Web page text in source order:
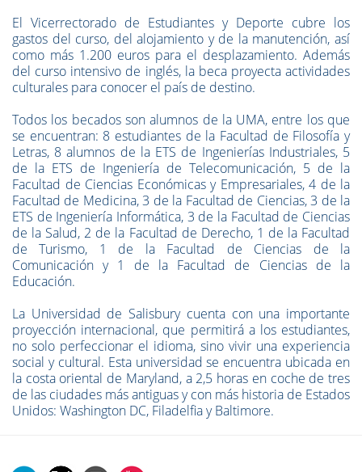
El Vicerrectorado de Estudiantes y Deporte cubre los
gastos del curso, del alojamiento y de la manutención, así
como más 1.200 euros para el desplazamiento. Además
del curso intensivo de inglés, la beca proyecta actividades
culturales para conocer el país de destino.
Todos los becados son alumnos de la UMA, entre los que
se encuentran: 8 estudiantes de la Facultad de Filosofía y
Letras, 8 alumnos de la ETS de Ingenierías Industriales, 5
de la ETS de Ingeniería de Telecomunicación, 5 de la
Facultad de Ciencias Económicas y Empresariales, 4 de la
Facultad de Medicina, 3 de la Facultad de Ciencias, 3 de la
ETS de Ingeniería Informática, 3 de la Facultad de Ciencias
de la Salud, 2 de la Facultad de Derecho, 1 de la Facultad
de Turismo, 1 de la Facultad de Ciencias de la
Comunicación y 1 de la Facultad de Ciencias de la
Educación.
La Universidad de Salisbury cuenta con una importante
proyección internacional, que permitirá a los estudiantes,
no solo perfeccionar el idioma, sino vivir una experiencia
social y cultural. Esta universidad se encuentra ubicada en
la costa oriental de Maryland, a 2,5 horas en coche de tres
de las ciudades más antiguas y con más historia de Estados
Unidos: Washington DC, Filadelfia y Baltimore.